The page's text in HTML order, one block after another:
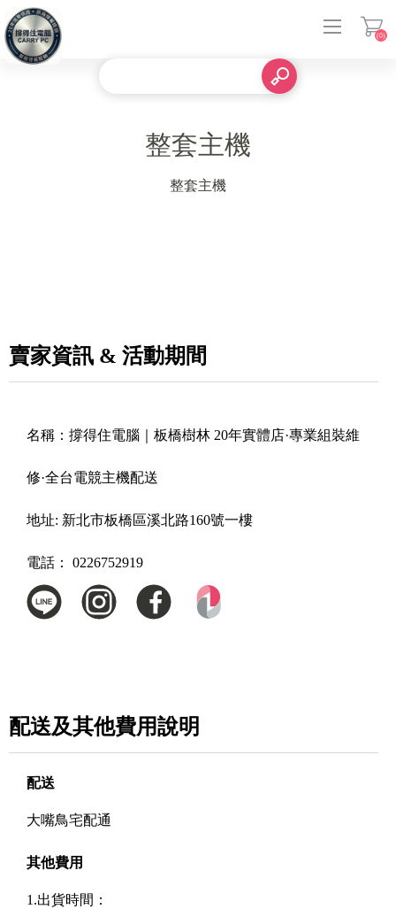
(0)
整套主機
整套主機
賣家資訊 & 活動期間
名稱： 撐得住電腦｜板橋樹林 20年實體店·專業組裝維
修·全台電競主機配送
地址: 新北市板橋區溪北路160號一樓
電話： 0226752919
配送及其他費用說明
配送
大嘴鳥宅配通
其他費用
1.出貨時間：